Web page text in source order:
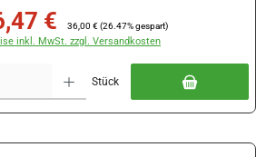
€ Regulärer Preis:
36,00 € (26.47% gespart)
inkl. MwSt. zzgl. Versandkosten
Stück